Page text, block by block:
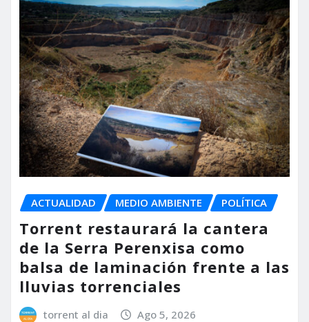
ACTUALIDAD MEDIO AMBIENTE POLÍTICA
Torrent restaurará la cantera
de la Serra Perenxisa como
balsa de laminación frente a las
lluvias torrenciales
torrent al dia Ago 5, 2026